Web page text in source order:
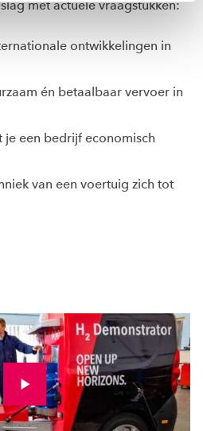
of intrekken via
met actuele vraagstukken:
ontwikkelingen in
én betaalbaar vervoer in
een bedrijf economisch
van een voertuig zich tot
Bekijk video